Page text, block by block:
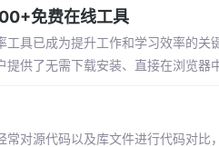
免费在线工具
工具已成为提升工作和学习效率的
供了无需下载安装、直接在浏览器
对源代码以及库文件进行代码对比